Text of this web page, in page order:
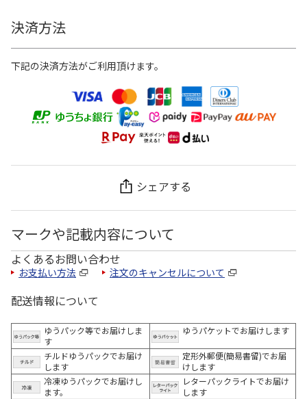
決済方法
下記の決済方法がご利用頂けます。
シェアする
マークや記載内容について
よくあるお問い合わせ
お支払い方法 注文のキャンセルについて
配送情報について
ゆうパック等でお届けしま
す
ゆうパケットでお届けします
チルドゆうパックでお届け
します
定形外郵便(簡易書留)でお届
けします
冷凍ゆうパックでお届けし
ます。
レターパックライトでお届け
します